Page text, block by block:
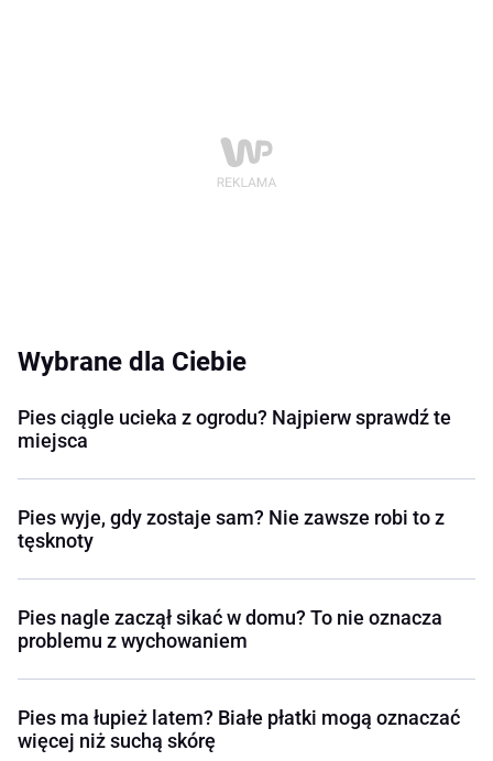
Wybrane dla Ciebie
Pies ciągle ucieka z ogrodu? Najpierw sprawdź te
miejsca
Pies wyje, gdy zostaje sam? Nie zawsze robi to z
tęsknoty
Pies nagle zaczął sikać w domu? To nie oznacza
problemu z wychowaniem
Pies ma łupież latem? Białe płatki mogą oznaczać
więcej niż suchą skórę